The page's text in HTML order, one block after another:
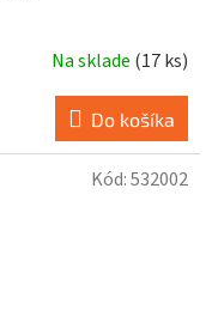
Na sklade (17 ks)
Do košíka
Kód:532002